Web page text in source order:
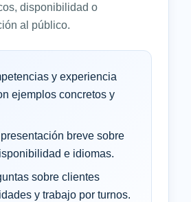
disponibilidad o
al público.
y experiencia
ejemplos concretos y
breve sobre
e idiomas.
sobre clientes
y trabajo por turnos.